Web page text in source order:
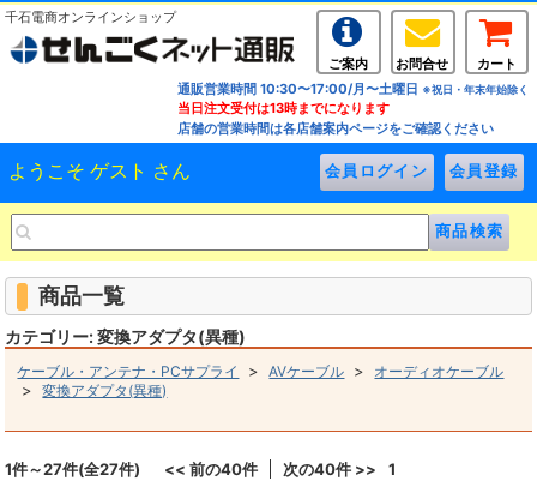
千石電商オンラインショップ
ご案内 お問合せ
カート
通販営業時間 10:30〜17:00/月〜土曜日 ※祝日・年末年始除く
当日注文受付は13時までになります
店舗の営業時間は各店舗案内ページをご確認ください
ようこそ ゲスト さん
商品一覧
カテゴリー: 変換アダプタ(異種)
ケーブル・アンテナ・PCサプライ >AVケーブル > オーディオケーブル
>変換アダプタ(異種)
1件～27件(全27件) << 前の40件 次の40件 >>
1